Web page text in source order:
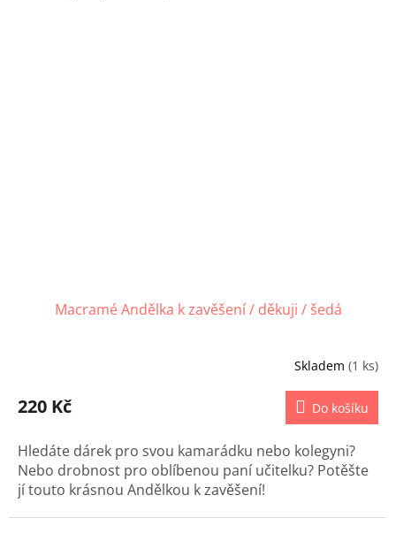
Macramé Andělka k zavěšení / děkuji / šedá
Skladem (1 ks)
220 Kč Do košíku
Hledáte dárek pro svou kamarádku nebo kolegyni?
Nebo drobnost pro oblíbenou paní učitelku? Potěšte
jí touto krásnou Andělkou k zavěšení!